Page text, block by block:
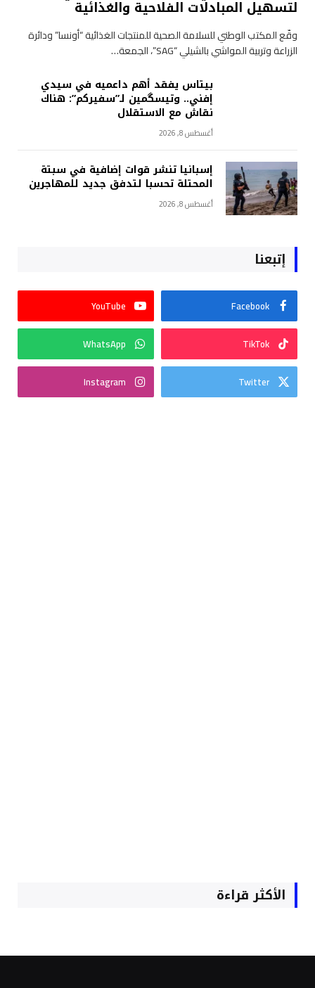
لتسهيل المبادلات الفلاحية والغذائية
وقّع المكتب الوطني للسلامة الصحية للمنتجات الغذائية “أونسا” ودائرة
الزراعة وتربية المواشي بالشيلي “SAG”، الجمعة…
بيتاس يفقد أهم داعميه في سيدي
إفني.. وتيسگمين لـ”سفيركم”: هناك
نقاش مع الاستقلال
أغسطس 8, 2026
إسبانيا تنشر قوات إضافية في سبتة
المحتلة تحسبا لتدفق جديد للمهاجرين
أغسطس 8, 2026
إتبعنا
Facebook
YouTube
TikTok
WhatsApp
Twitter
Instagram
الأكثر قراءة